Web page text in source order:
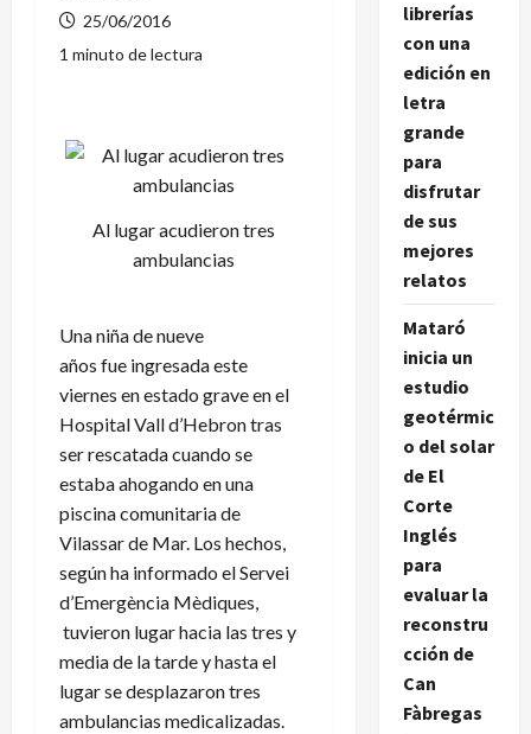
25/06/2016
1 minuto de lectura
Al lugar acudieron tres
ambulancias
Una niña de nueve
años fue ingresada este
viernes en estado grave en el
Hospital Vall d’Hebron tras
ser rescatada cuando se
estaba ahogando en una
piscina comunitaria de
Vilassar de Mar. Los hechos,
según ha informado el Servei
d’Emergència Mèdiques,
tuvieron lugar hacia las tres y
media de la tarde y hasta el
lugar se desplazaron tres
ambulancias medicalizadas.
librerías
con una
edición en
letra
grande
para
disfrutar
de sus
mejores
relatos
Mataró
inicia un
estudio
geotérmic
o del solar
de El
Corte
Inglés
para
evaluar la
reconstru
cción de
Can
Fàbregas